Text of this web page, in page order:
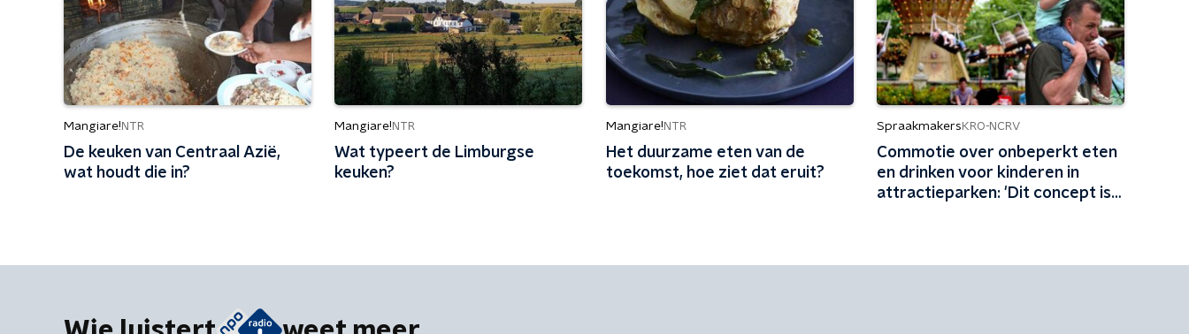
Mangiare! NTR
De keuken van Centraal Azië,
wat houdt die in?
Mangiare! NTR
Wat typeert de Limburgse
keuken?
Mangiare! NTR
Het duurzame eten van de
toekomst, hoe ziet dat eruit?
Spraakmakers KRO-NCRV
Commotie over onbeperkt eten
en drinken voor kinderen in
attractieparken: 'Dit concept is